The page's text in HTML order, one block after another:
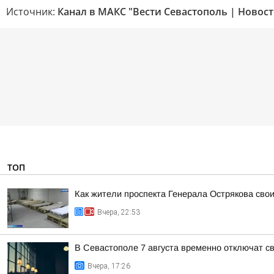
Источник: Канал в МАКС "Вести Севастополь |
ТОП
Как жители проспекта Генерала Острякова
Вчера, 22:53
В Севастополе 7 августа временно отключат
Вчера, 17:26